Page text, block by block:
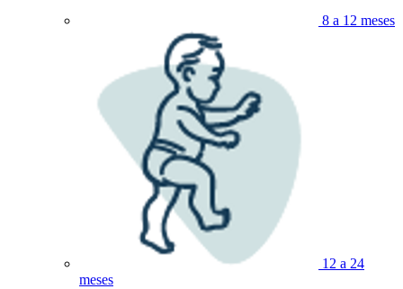
8 a 12 meses
12 a 24
meses